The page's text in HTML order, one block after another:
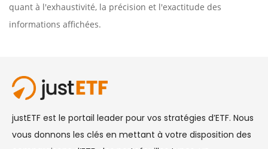
quant à l'exhaustivité, la précision et l'exactitude des
informations affichées.